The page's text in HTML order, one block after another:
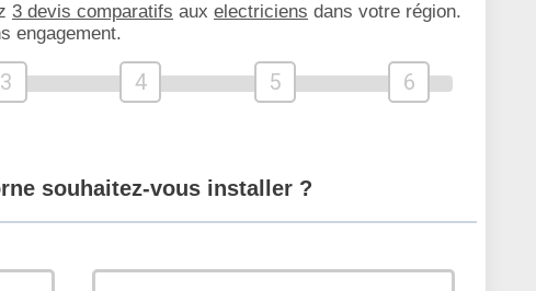
3 devis comparatifs aux electriciens dans votre région.
engagement.
3 4 5 6
souhaitez-vous installer ?